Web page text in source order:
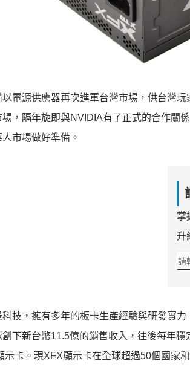
電源供應器再次進軍台灣市場，供台灣
，隔年旋即與NVIDIA有了正式的合作關
市場做好準備。
掌
升
技，擁有多年的板卡生產經驗與研發實
下新台幣11.5億的銷售收入，往後每年
示卡。現XFX顯示卡在全球超過50個國家